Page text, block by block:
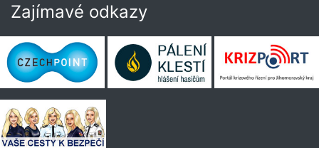
Zajímavé odkazy